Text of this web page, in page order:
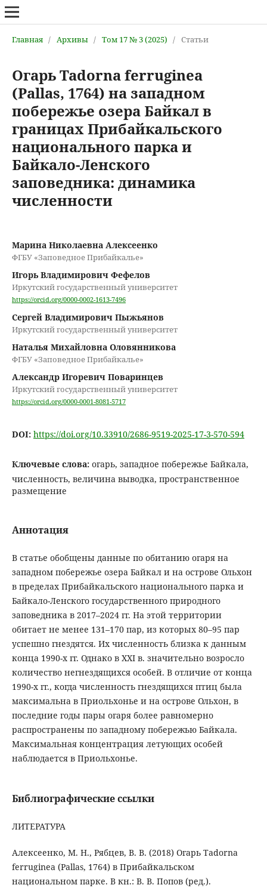
Главная / Архивы / Том 17 № 3 (2025) / Статьи
Огарь Tadorna ferruginea
(Pallas, 1764) на западном
побережье озера Байкал в
границах Прибайкальского
национального парка и
Байкало-Ленского
заповедника: динамика
численности
Марина Николаевна Алексеенко
ФГБУ «Заповедное Прибайкалье»
Игорь Владимирович Фефелов
Иркутский государственный университет
https://orcid.org/0000-0002-1613-7496
Сергей Владимирович Пыжьянов
Иркутский государственный университет
Наталья Михайловна Оловянникова
ФГБУ «Заповедное Прибайкалье»
Александр Игоревич Поваринцев
Иркутский государственный университет
https://orcid.org/0000-0001-8081-5717
DOI: https://doi.org/10.33910/2686-9519-2025-17-3-570-594
Ключевые слова: огарь, западное побережье Байкала,
численность, величина выводка, пространственное
размещение
Аннотация
В статье обобщены данные по обитанию огаря на
западном побережье озера Байкал и на острове Ольхон
в пределах Прибайкальского национального парка и
Байкало-Ленского государственного природного
заповедника в 2017–2024 гг. На этой территории
обитает не менее 131–170 пар, из которых 80–95 пар
успешно гнездятся. Их численность близка к данным
конца 1990-х гг. Однако в XXI в. значительно возросло
количество негнездящихся особей. В отличие от конца
1990-х гг., когда численность гнездящихся птиц была
максимальна в Приольхонье и на острове Ольхон, в
последние годы пары огаря более равномерно
распространены по западному побережью Байкала.
Максимальная концентрация летующих особей
наблюдается в Приольхонье.
Библиографические ссылки
ЛИТЕРАТУРА
Алексеенко, М. Н., Рябцев, В. В. (2018) Огарь Tadorna
ferruginea (Pallas, 1764) в Прибайкальском
национальном парке. В кн.: В. В. Попов (ред.).